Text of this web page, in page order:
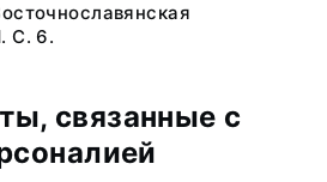
С. 6.
связанные с